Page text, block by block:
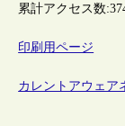
累計アクセス数:
印刷用ページ
カレントアウェア